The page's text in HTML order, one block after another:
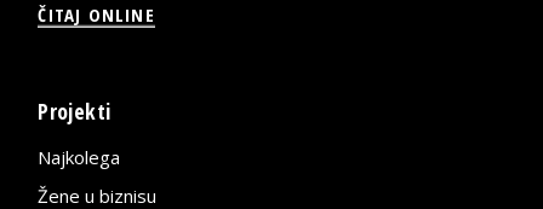
ČITAJ ONLINE
Projekti
Najkolega
Žene u biznisu